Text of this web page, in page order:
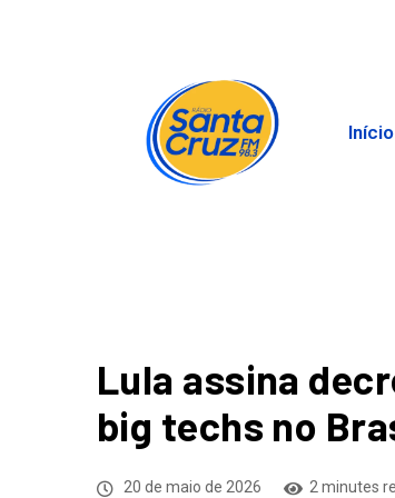
Início
Lula assina
big techs no
20 de maio de 2026 2 minutes